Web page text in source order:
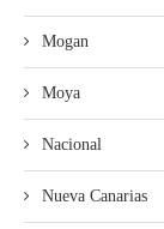
Mogan
Moya
Nacional
Nueva Canarias